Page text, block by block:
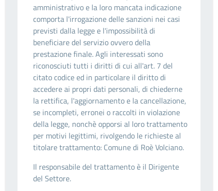
amministrativo e la loro mancata indicazione
comporta l'irrogazione delle sanzioni nei casi
previsti dalla legge e l'impossibilità di
beneficiare del servizio ovvero della
prestazione finale. Agli interessati sono
riconosciuti tutti i diritti di cui all'art. 7 del
citato codice ed in particolare il diritto di
accedere ai propri dati personali, di chiederne
la rettifica, l'aggiornamento e la cancellazione,
se incompleti, erronei o raccolti in violazione
della legge, nonchè opporsi al loro trattamento
per motivi legittimi, rivolgendo le richieste al
titolare trattamento: Comune di Roè Volciano.
Il responsabile del trattamento è il Dirigente
del Settore.